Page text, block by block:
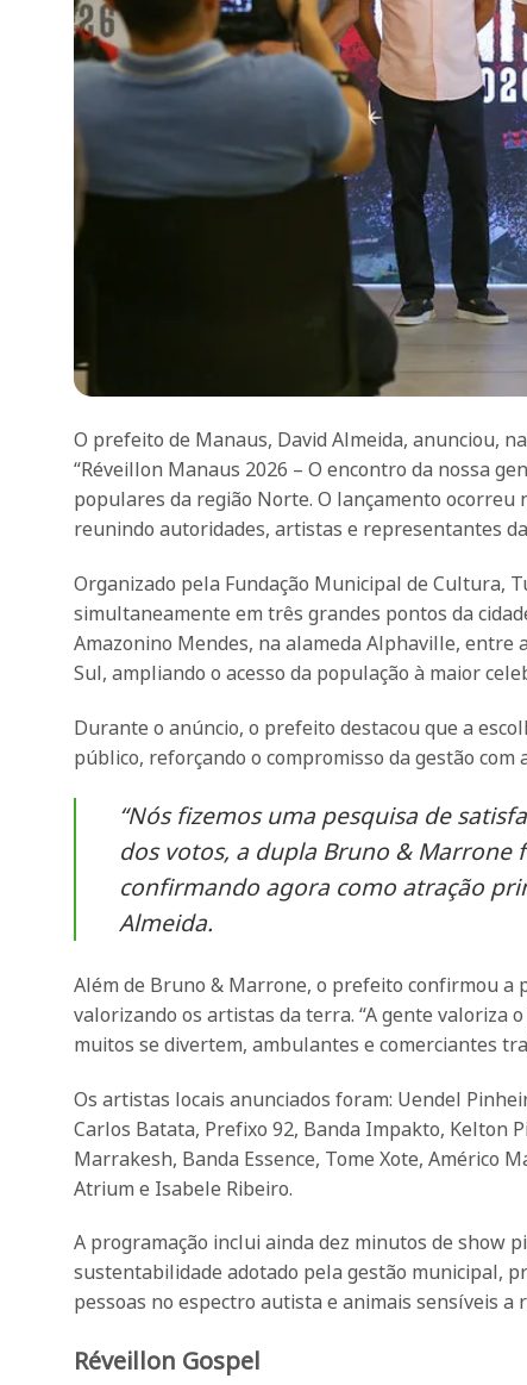
O prefeito de Manaus, David Almeida, anunciou,
“Réveillon Manaus 2026 – O encontro da nossa
populares da região Norte. O lançamento
reunindo autoridades, artistas e representantes
Organizado pela Fundação Municipal de Cultura,
simultaneamente em três grandes pontos da
Amazonino Mendes, na alameda Alphaville, entre
Sul, ampliando o acesso da população à maior
Durante o anúncio, o prefeito destacou que a
público, reforçando o compromisso da gestão com
“Nós fizemos uma pesquisa de
dos votos, a dupla Bruno & Marrone
confirmando agora como atração
Almeida.
Além de Bruno & Marrone, o prefeito confirmou a
valorizando os artistas da terra. “A gente valoriza
muitos se divertem, ambulantes e comerciantes
Os artistas locais anunciados foram: Uendel
Carlos Batata, Prefixo 92, Banda Impakto, Kelton
Marrakesh, Banda Essence, Tome Xote, Américo
Atrium e Isabele Ribeiro.
A programação inclui ainda dez minutos de show
sustentabilidade adotado pela gestão municipal,
pessoas no espectro autista e animais sensíveis a
Réveillon Gospel